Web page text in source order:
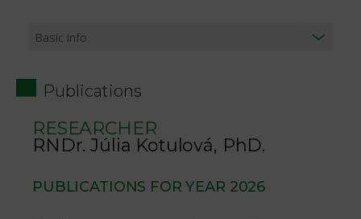
Publications
RESEARCHER
RNDr. Júlia Kotulová, PhD.
PUBLICATIONS FOR YEAR 2026